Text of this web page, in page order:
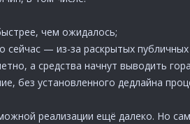
чем ожидалось;
— из-за раскрытых
а средства начнут выводить
без установленного дедлайна
реализации ещё далеко. Но